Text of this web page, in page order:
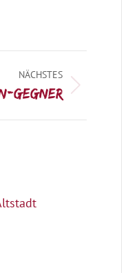
NÄCHSTES
Gegner